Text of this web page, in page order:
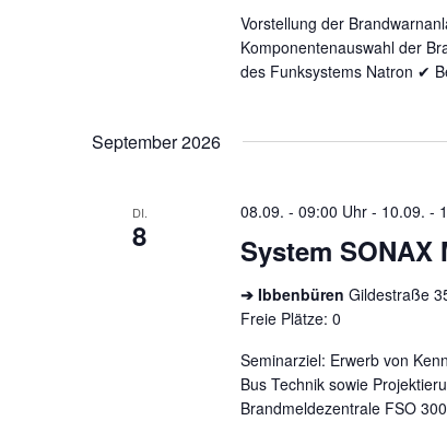
Vorstellung der
Komponentenauswahl der
des Funksystems Natron ✔
September 2026
DI.
8 System SONAX
08.09. - 09:00 Uhr- 10.09. -
➔ Ibbenbüren Gildestraße
Freie Plätze: 0
Seminarziel: Erwerb von
Bus Technik sowie
Brandmeldezentrale FSO